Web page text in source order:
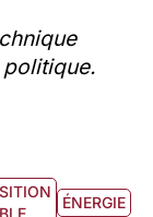
ÉNERGIE